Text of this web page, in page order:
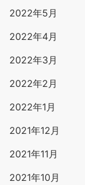
2022年5月
2022年4月
2022年3月
2022年2月
2022年1月
2021年12月
2021年11月
2021年10月